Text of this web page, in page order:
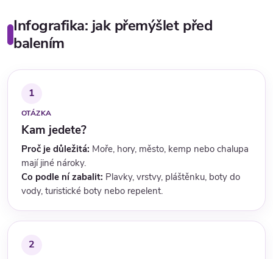
Infografika: jak přemýšlet před
balením
1
OTÁZKA
Kam jedete?
Proč je důležitá: Moře, hory, město, kemp nebo chalupa
mají jiné nároky.
Co podle ní zabalit: Plavky, vrstvy, pláštěnku, boty do
vody, turistické boty nebo repelent.
2